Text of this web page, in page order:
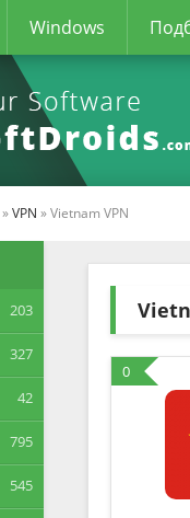
Windows
»VPN » Vietnam VPN
203
327
42
795
545
0